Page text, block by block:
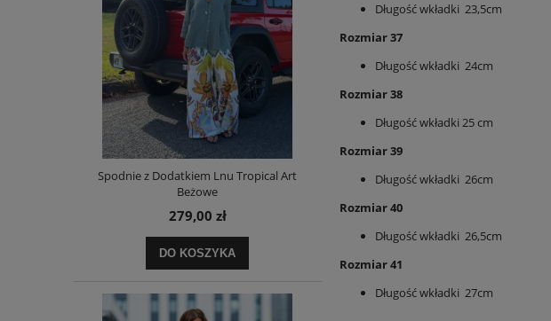
Spodnie z Dodatkiem Lnu Tropical Art
Beżowe
279,00 zł
DO KOSZYKA
Długość wkładki 23,5cm
Rozmiar 37
Długość wkładki 24cm
Rozmiar 38
Długość wkładki 25 cm
Rozmiar 39
Długość wkładki 26cm
Rozmiar 40
Długość wkładki 26,5cm
Rozmiar 41
Długość wkładki 27cm